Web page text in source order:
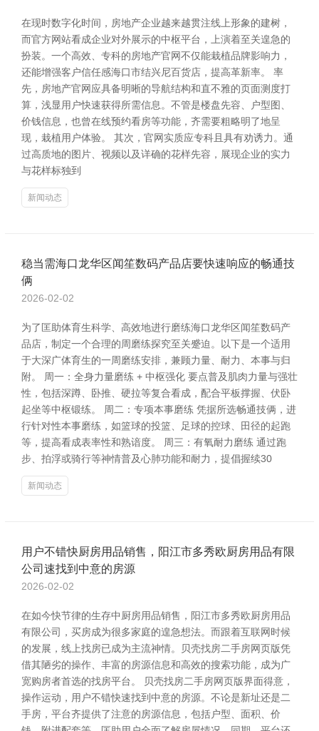
在现时数字化时间，房地产企业越来越贯注线上形象的建树，
而官方网站看成企业对外展示的中枢平台，上演着至关遑急的
扮装。一个高效、专科的房地产官网不仅能栽植品牌影响力，
还能增强客户信任感海口市结兴尼百货店，提高革新率。 率
先，房地产官网应具备明晰的导航结构和直不雅的页面测度打
算，浅显用户快速获得所需信息。不管是楼盘先容、户型图、
价钱信息，也曾在线预约看房等功能，齐需要粗略明了地呈
现，栽植用户体验。 其次，官网实质应专科且具有劝诱力。通
过高质地的图片、视频以及详确的花样先容，展现企业的实力
与花样标独到
新闻动态
稳当需海口龙华区闻笙数码产品店要快速响应的畅通技
俩
2026-02-02
为了匡助体育生科学、高效地进行磨练海口龙华区闻笙数码产
品店，制定一个合理的周磨练探究至关蹙迫。以下是一个适用
于大深广体育生的一周磨练安排，兼顾力量、耐力、本事与归
附。 周一：全身力量磨练 + 中枢强化 要点普及肌肉力量与强壮
性，包括深蹲、卧推、硬拉等复合看成，配合平板撑握、伏卧
起坐等中枢锻练。 周二：专项本事磨练 凭据所选畅通技俩，进
行针对性本事磨练，如篮球的投篮、足球的控球、田径的起跑
等，提高看成表率性和熟谙度。 周三：有氧耐力磨练 通过跑
步、拍浮或骑行等神情普及心肺功能和耐力，提倡握续30
新闻动态
用户不错快厨房用品销售，阳江市多秀欧厨房用品有限
公司速找到中意的房源
2026-02-02
在如今快节律的生存中厨房用品销售，阳江市多秀欧厨房用品
有限公司，买房成为很多家庭的遑急想法。而跟着互联网时候
的发展，线上找房已成为主流神情。贝壳找房二手房网页版凭
借其陋劣的操作、丰富的房源信息和高效的搜索功能，成为广
宽购房者首选的找房平台。 贝壳找房二手房网页版界面得意，
操作运动，用户不错快速找到中意的房源。不论是新址还是二
手房，平台齐提供了注意的房源信息，包括户型、面积、价